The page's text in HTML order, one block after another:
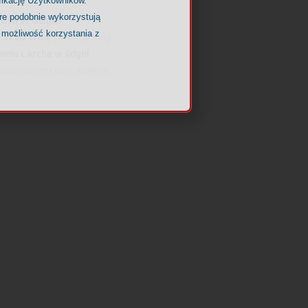
w Gdyni
1784(Alior Bank)
podobnie wykorzystują
korzystania z